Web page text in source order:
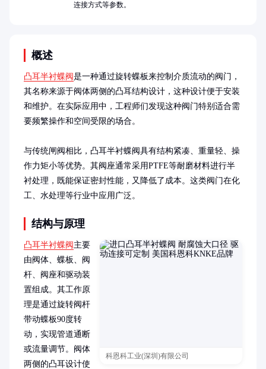
概述
凸耳半衬蝶阀是一种通过旋转蝶板来控制介质流动的阀门，
其名称来源于阀体两侧的凸耳结构设计，这种设计便于安装
和维护。在实际应用中，工程师们发现这种阀门特别适合需
要频繁操作和空间受限的场合。
与传统闸阀相比，凸耳半衬蝶阀具有结构紧凑、重量轻、操
作力矩小等优势。其阀座通常采用PTFE等耐磨材料进行半
衬处理，既能保证密封性能，又降低了成本。这类阀门在化
工、水处理等行业中应用广泛。
结构与原理
科恩科工业(深圳)有限公司
凸耳半衬蝶阀 主要
由阀体、蝶板、阀
杆、阀座和驱动装
置组成。其工作原
理是通过旋转阀杆
带动蝶板90度转
动，实现管道通断
或流量调节。阀体
两侧的凸耳设计使
连接方式等参数。